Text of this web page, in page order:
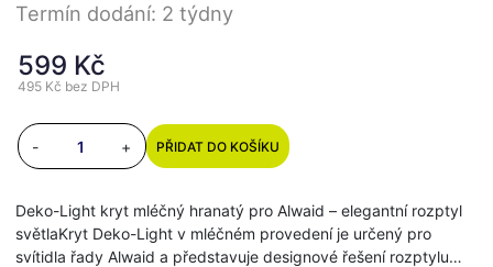
Termín dodání: 2 týdny
599 Kč
495 Kč bez DPH
- + PŘIDAT DO KOŠÍKU
Deko-Light kryt mléčný hranatý pro Alwaid – elegantní rozptyl
světlaKryt Deko-Light v mléčném provedení je určený pro
svítidla řady Alwaid a představuje designové řešení rozptylu…